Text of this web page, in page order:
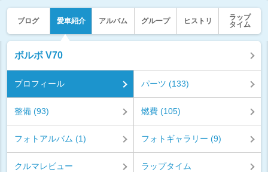
ブログ 愛車紹介 アルバム グループ ヒストリ
ラップ
タイム
ボルボ V70
プロフィール パーツ (133)
整備 (93) 燃費 (105)
フォトアルバム (1) フォトギャラリー (9)
クルマレビュー ラップタイム